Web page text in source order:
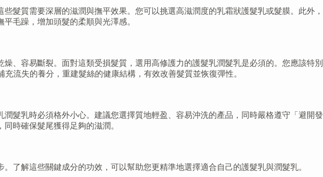
髮質需要深層的滋潤與撫平效果。您可以挑選高滋潤度的乳霜狀護髮乳或髮膜。此外，
毛躁，增加頭髮的柔順與光澤感。
、容易斷裂。面對這類受損髮質，選用高修護力的護髮乳潤髮乳是必須的。您應該特別
流失的養分，重建髮絲的健康結構，有效改善髮質並恢復彈性。
髮乳時必須格外小心。建議您選擇質地輕盈、容易沖洗的產品，同時嚴格遵守「避開發
時確保髮尾獲得足夠的滋潤。
了解這些關鍵成分的功效，可以幫助您更精準地選擇適合自己的護髮乳與潤髮乳。